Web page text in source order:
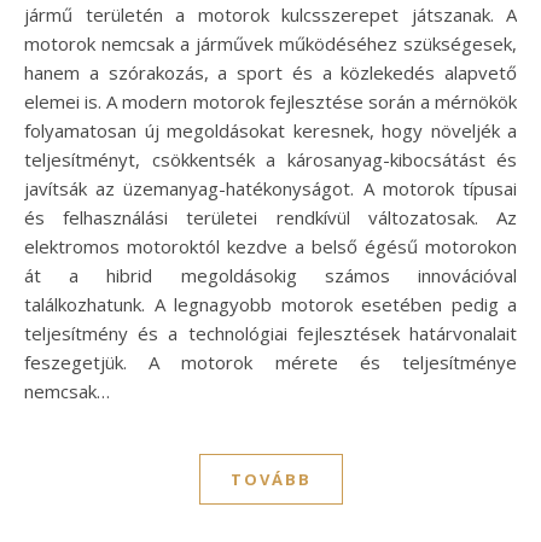
jármű területén a motorok kulcsszerepet játszanak. A
motorok nemcsak a járművek működéséhez szükségesek,
hanem a szórakozás, a sport és a közlekedés alapvető
elemei is. A modern motorok fejlesztése során a mérnökök
folyamatosan új megoldásokat keresnek, hogy növeljék a
teljesítményt, csökkentsék a károsanyag-kibocsátást és
javítsák az üzemanyag-hatékonyságot. A motorok típusai
és felhasználási területei rendkívül változatosak. Az
elektromos motoroktól kezdve a belső égésű motorokon
át a hibrid megoldásokig számos innovációval
találkozhatunk. A legnagyobb motorok esetében pedig a
teljesítmény és a technológiai fejlesztések határvonalait
feszegetjük. A motorok mérete és teljesítménye
nemcsak…
TOVÁBB